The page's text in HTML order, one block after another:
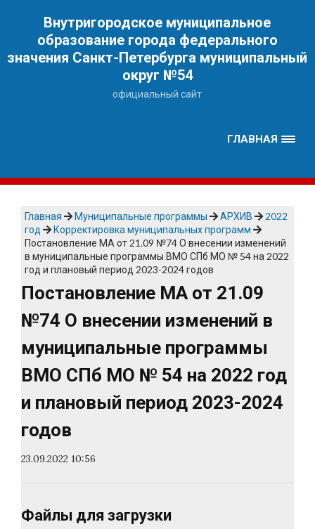
Внутригородское муниципальное
образование города федерального
значения Санкт-Петербурга муниципальный
округ №54
официальный сайт
ГЛАВНАЯ
Главная Муниципальные программы АРХИВ
2022
год
Корректировка муниципальных программ
Постановление МА от 21.09 №74 О внесении изменений
в муниципальные программы ВМО СПб МО № 54 на 2022
год и плановый период 2023-2024 годов
Постановление МА от 21.09
№74 О внесении изменений в
муниципальные программы
ВМО СПб МО № 54 на 2022 год
и плановый период 2023-2024
годов
23.09.2022 10:56
Файлы для загрузки